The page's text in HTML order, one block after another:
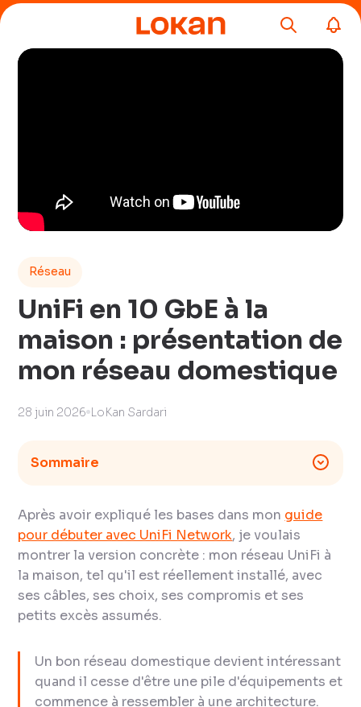
Réseau
UniFi en 10 GbE à la
maison : présentation de
mon réseau domestique
28 juin 2026 LoKan Sardari
Sommaire
Après avoir expliqué les bases dans mon guide
pour débuter avec UniFi Network, je voulais
montrer la version concrète : mon réseau UniFi à
la maison, tel qu'il est réellement installé, avec
ses câbles, ses choix, ses compromis et ses
petits excès assumés.
Un bon réseau domestique devient intéressant
quand il cesse d'être une pile d'équipements et
commence à ressembler à une architecture.